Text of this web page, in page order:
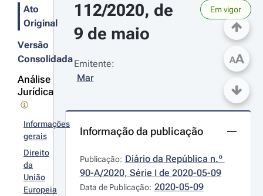
Ato
Original
Versão
Consolidada
Análise
Jurídica
Informações
gerais
Direito
da
União
Europeia
112/2020, de
9 de maio
Em vigor
Emitente:
Mar
Informação da publicação
Publicação: Diário da República n.º
90-A/2020, Série I de 2020-05-09
Data de Publicação: 2020-05-09
AA